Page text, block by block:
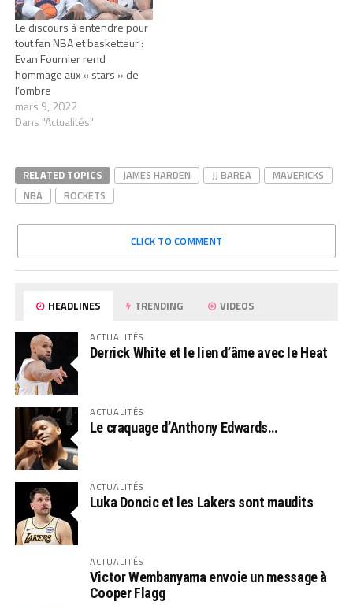
Le discours à entendre pour
tout fan NBA et basketteur :
Evan Fournier rend
hommage aux « stars » de
l’ombre
mars 9, 2022
Dans "Actualités"
RELATED TOPICS JAMES HARDEN JJ BAREA
MAVERICKS
NBA
ROCKETS
CLICK TO COMMENT
HEADLINES TRENDING VIDEOS
ACTUALITÉS
Derrick White et le lien d’âme avec le Heat
ACTUALITÉS
Le craquage d’Anthony Edwards…
ACTUALITÉS
Luka Doncic et les Lakers sont maudits
ACTUALITÉS
Victor Wembanyama envoie un message à
Cooper Flagg